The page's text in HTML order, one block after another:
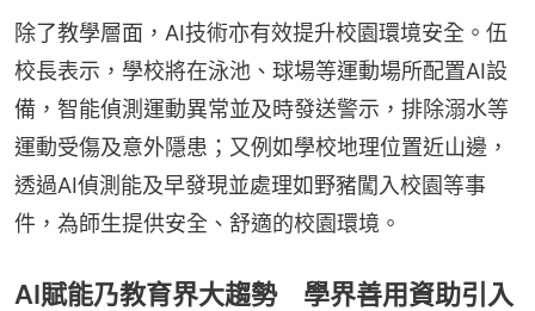
除了教學層面，AI技術亦有效提升校園環境安全。伍
校長表示，學校將在泳池、球場等運動場所配置AI設
備，智能偵測運動異常並及時發送警示，排除溺水等
運動受傷及意外隱患；又例如學校地理位置近山邊，
透過AI偵測能及早發現並處理如野豬闖入校園等事
件，為師生提供安全、舒適的校園環境。
AI賦能乃教育界大趨勢 學界善用資助引入